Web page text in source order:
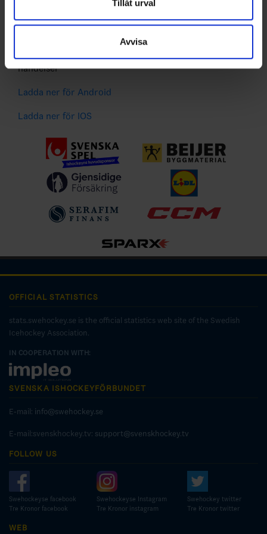
samlat in när du har använt deras tjänster.
Tillåt urval
Avvisa
Resultat och statistik för samtliga serier
händelser
Ladda ner för Android
Ladda ner för IOS
OFFICIAL STATISTICS
stats.swehockey.se is the official statistics web site of the Swedish
Icehockey Association.
IN COOPERATION WITH:
SVENSKA ISHOCKEYFÖRBUNDET
E-mail: info@swehockey.se
E-mail:svenskhockey.tv: support@svenskhockey.tv
FOLLOW US
Swehockeyse facebook
Tre Kronor facebook
Swehockeyse Instagram
Tre Kronor instagram
Swehockey twitter
Tre Kronor twitter
WEB